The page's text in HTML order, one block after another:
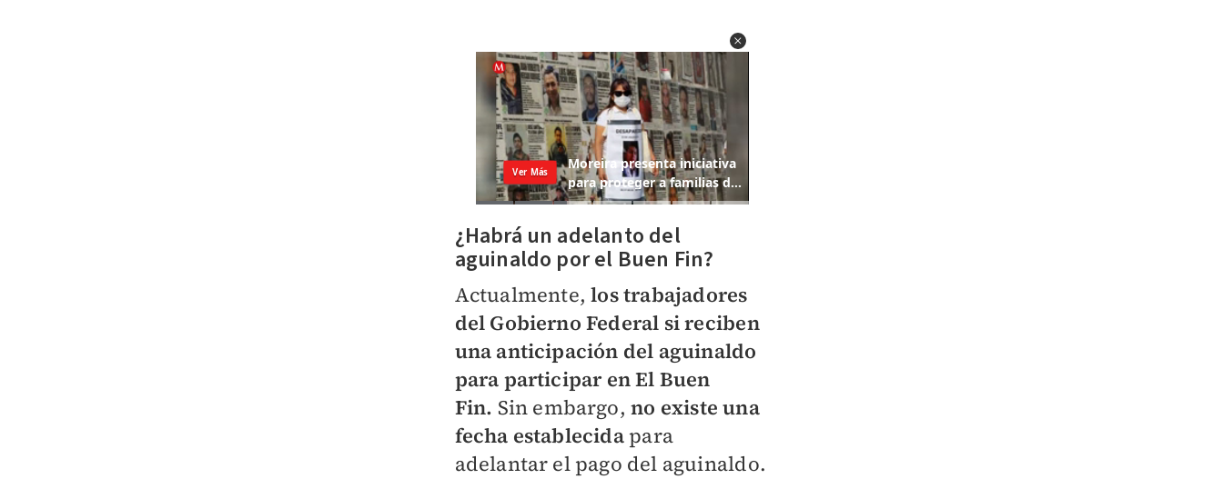
¿Habrá un adelanto del
aguinaldo por el Buen Fin?
Actualmente,los trabajadores
del Gobierno Federal si reciben
una anticipación del aguinaldo
para participar en El Buen
Fin. Sin embargo,no existe una
fecha establecidapara
adelantar el pago del aguinaldo.